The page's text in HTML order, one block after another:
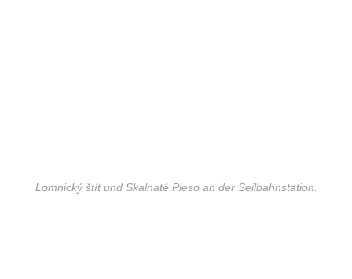
Lomnický štít und Skalnaté Pleso an der Seilbahnstation.